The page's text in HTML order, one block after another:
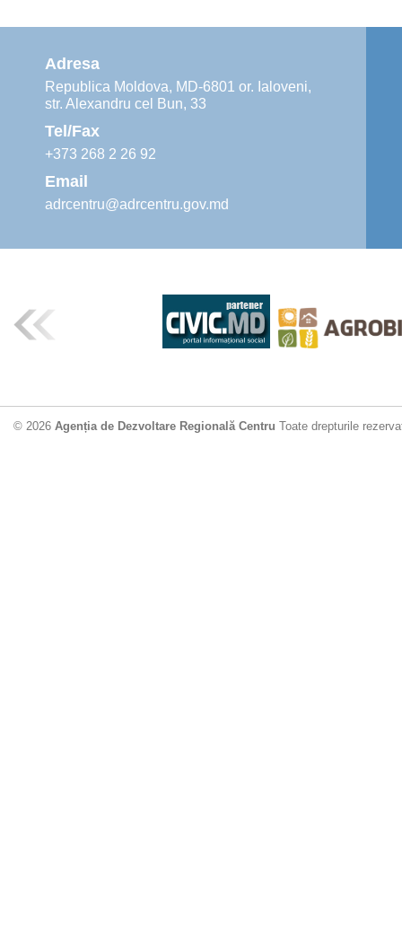
Adresa
Republica Moldova, MD-6801 or. Ialoveni,
str. Alexandru cel Bun, 33
Tel/Fax
+373 268 2 26 92
Email
adrcentru@adrcentru.gov.md
© 2026 Agenția de Dezvoltare Regională Centru Toate drepturile